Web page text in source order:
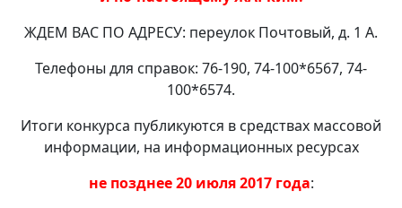
ЖДЕМ ВАС ПО АДРЕСУ: переулок Почтовый, д. 1 А.
Телефоны для справок: 76-190, 74-100*6567, 74-
100*6574.
Итоги конкурса публикуются в средствах массовой
информации, на информационных ресурсах
не позднее 20 июля 2017 года: